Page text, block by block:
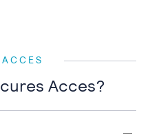
Acces?